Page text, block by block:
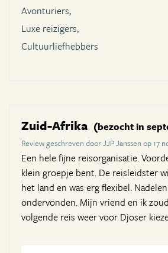
Avonturiers,
Luxe reizigers,
Cultuurliefhebbers
Zuid-Afrika (bezocht in
Review geschreven door JJP Janssen op 17
Een hele fijne reisorganisatie.
klein groepje bent. De reisleidster
het land en was erg flexibel.
ondervonden. Mijn vriend en ik
volgende reis weer voor Djoser